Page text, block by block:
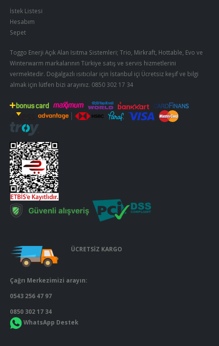
İstek Listesi
Hesabım
Sepet
Toggo Enerji Açık Alan Isıtma Sistemleri; Trio, Mirkraft, Hottable, Evo ve
Winterwarm markalarının Türkiye satış ve servis hizmetlerini
vermektedir. Doğalgazlı ısıtıcılar için İstanbul içi Ücretsiz keşif ve bilgi
almak için lütfen bizi arayınız. 0850 302 17 34
ÜCRETSİZ KARGO
Çağrı Merkezimizi arayın:
0543 256 47 97
0850 302 17 34
WhatsApp Destek